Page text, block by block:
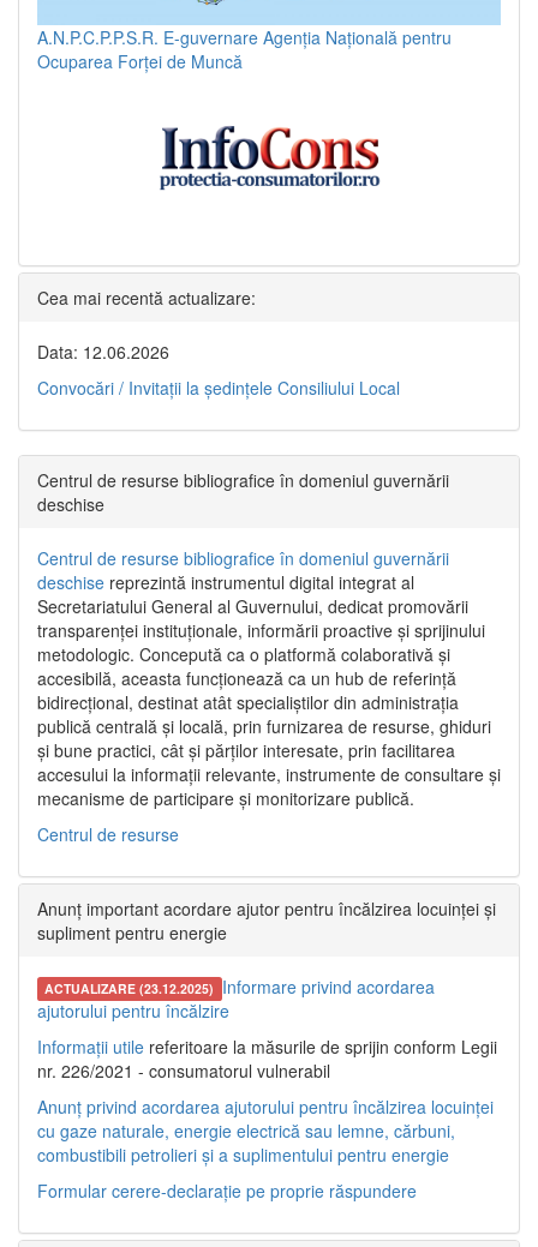
A.N.P.C.P.P.S.R. E-guvernare Agenția Națională pentru
Ocuparea Forței de Muncă
Cea mai recentă actualizare:
Data: 12.06.2026
Convocări / Invitaţii la şedinţele Consiliului Local
Centrul de resurse bibliografice în domeniul guvernării
deschise
Centrul de resurse bibliografice în domeniul guvernării
deschise reprezintă instrumentul digital integrat al
Secretariatului General al Guvernului, dedicat promovării
transparenței instituționale, informării proactive și sprijinului
metodologic. Concepută ca o platformă colaborativă și
accesibilă, aceasta funcționează ca un hub de referință
bidirecțional, destinat atât specialiștilor din administrația
publică centrală și locală, prin furnizarea de resurse, ghiduri
și bune practici, cât și părților interesate, prin facilitarea
accesului la informații relevante, instrumente de consultare și
mecanisme de participare și monitorizare publică.
Centrul de resurse
Anunț important acordare ajutor pentru încălzirea locuinței și
supliment pentru energie
ACTUALIZARE (23.12.2025) Informare privind acordarea
ajutorului pentru încălzire
Informații utile referitoare la măsurile de sprijin conform Legii
nr. 226/2021 - consumatorul vulnerabil
Anunț privind acordarea ajutorului pentru încălzirea locuinței
cu gaze naturale, energie electrică sau lemne, cărbuni,
combustibili petrolieri și a suplimentului pentru energie
Formular cerere-declarație pe proprie răspundere